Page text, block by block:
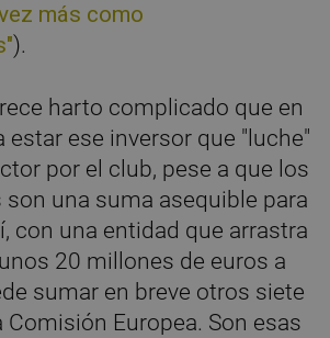
más como
).
harto complicado que en
estar ese inversor que "luche"
por el club, pese a que los
una suma asequible para
con una entidad que arrastra
20 millones de euros a
sumar en breve otros siete
Comisión Europea. Son esas